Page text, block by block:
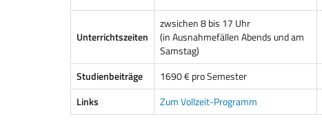
Unterrichtszeiten
zwsichen 8 bis 17 Uhr
(in Ausnahmefällen Abends und am
Samstag)
Studienbeiträge 1690 € pro Semester
Links
Zum Vollzeit-Programm